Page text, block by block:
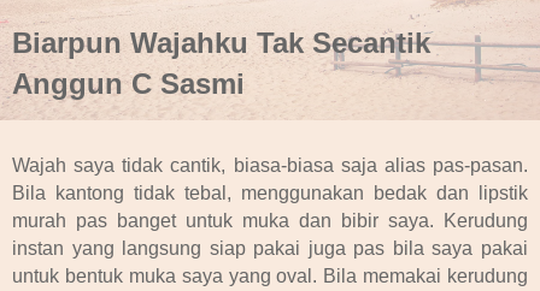
Biarpun Wajahku Tak Secantik
Anggun C Sasmi
Wajah saya tidak cantik, biasa-biasa saja alias pas-pasan.
Bila kantong tidak tebal, menggunakan bedak dan lipstik
murah pas banget untuk muka dan bibir saya. Kerudung
instan yang langsung siap pakai juga pas bila saya pakai
untuk bentuk muka saya yang oval. Bila memakai kerudung